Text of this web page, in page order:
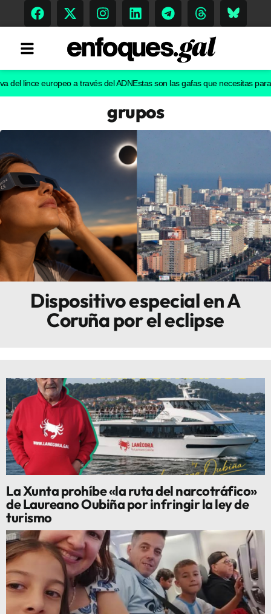
Gastronomía
Escenarios
Sostenibilidad
Innova
europeo a través del ADNEstas son las gafas que necesitas para ver
grupos
Dispositivo especial en A
Coruña por el eclipse
La Xunta prohíbe «la ruta del narcotráfico»
de Laureano Oubiña por infringir la ley de
turismo